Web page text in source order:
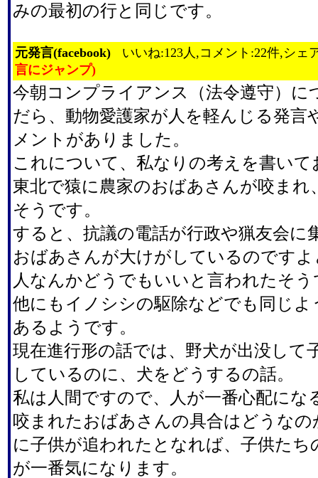
みの最初の行と同じです。
元発言(facebook)
いいね:123人,コメント:22件,シェ
言にジャンプ)
今朝コンプライアンス（法令遵守）に
だら、動物愛護家が人を軽んじる発言
メントがありました。
これについて、私なりの考えを書いて
東北で猿に農家のおばあさんが咬まれ
そうです。
すると、抗議の電話が行政や猟友会に
おばあさんが大けがしているのです
人なんかどうでもいいと言われたそう
他にもイノシシの駆除などでも同じよ
あるようです。
現在進行形の話では、野犬が出没して
しているのに、犬をどうするの話。
私は人間ですので、人が一番心配にな
咬まれたおばあさんの具合はどうなの
に子供が追われたとなれば、子供たち
が一番気になります。